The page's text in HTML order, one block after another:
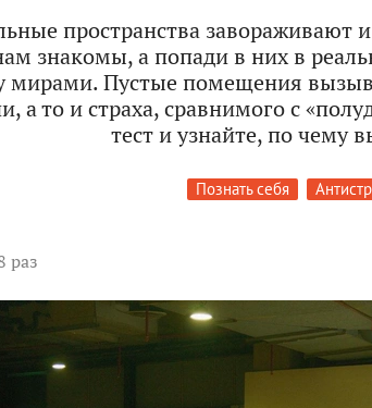
пространства завораживают
знакомы, а попади в них в
мирами. Пустые помещения
а то и страха, сравнимого с
тест и узнайте, по чему
Познать себя
раз